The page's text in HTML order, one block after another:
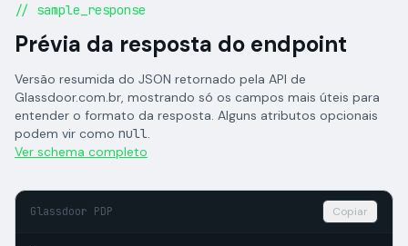
// sample_response
Prévia da resposta do endpoint
Versão resumida do JSON retornado pela API de
Glassdoor.com.br, mostrando só os campos mais úteis para
entender o formato da resposta. Alguns atributos opcionais
podem vir como null.
Ver schema completo
Glassdoor PDP Copiar